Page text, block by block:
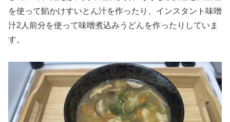
を使って餡かけすいとん汁を作ったり、インスタント味噌
汁2人前分を使って味噌煮込みうどんを作ったりしていま
す。